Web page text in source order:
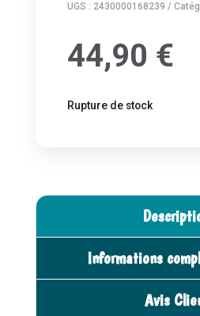
UGS : 2430000168239
44,90 €
Rupture de stock
Informations
Avis